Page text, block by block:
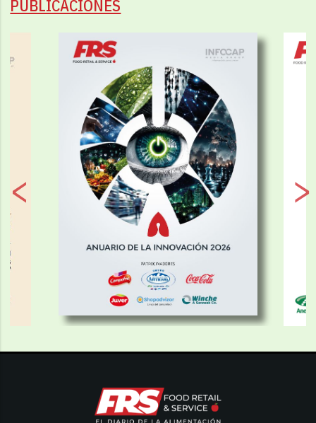
PUBLICACIONES